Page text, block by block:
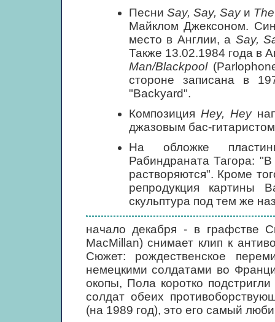
Песни Say, Say, Sayи
Майклом Джексоном.
место в Англии, а Say,
Также 13.02.1984 года в
Man/Blackpool
стороне записана в
"Backyard".
Композиция Hey, Hey
джазовым бас-
На обложке
Рабиндраната Тагора:
растворяются". Кроме
репродукция картины
скульптура под тем же
начало декабря - в графстве
MacMillan) снимает клип к
Сюжет: рождественское
немецкими солдатами во
окопы, Пола коротко
солдат обеих
(на 1989 год), это его самый